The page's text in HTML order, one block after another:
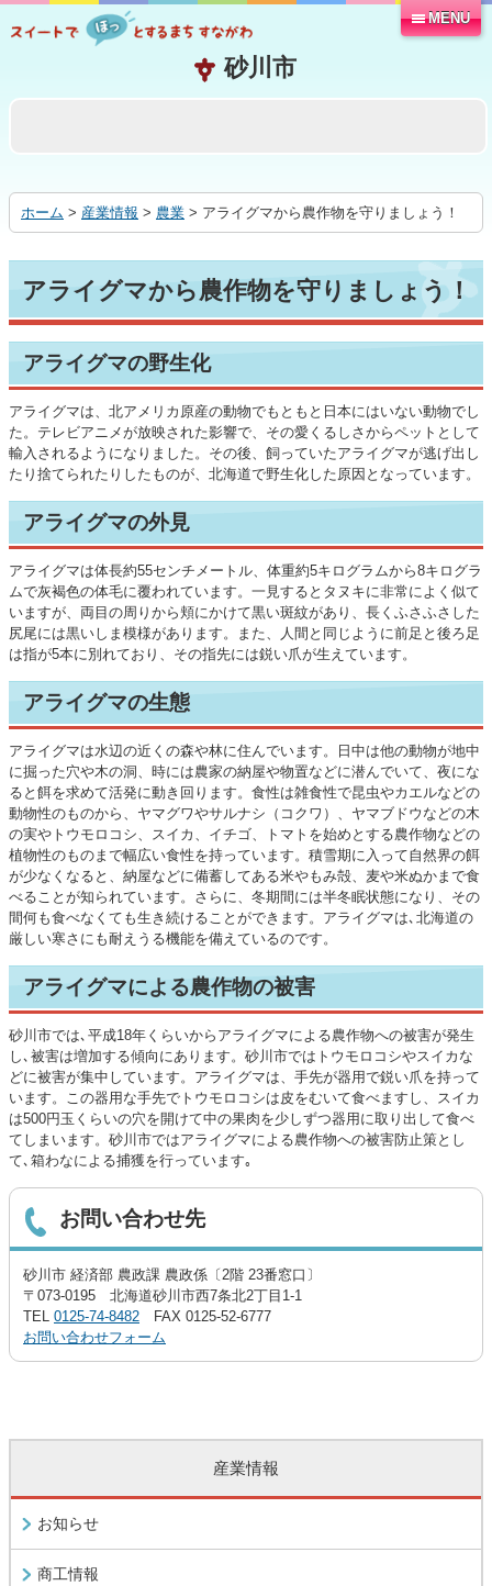
る
MENU
ホーム > 産業情報 > 農業 > アライグマから農作物を守りましょう！
アライグマから農作物を守りましょう！
アライグマの野生化
アライグマは、北アメリカ原産の動物でもともと日本にはいない動物でし
た。テレビアニメが放映された影響で、その愛くるしさからペットとして
輸入されるようになりました。その後、飼っていたアライグマが逃げ出し
たり捨てられたりしたものが、北海道で野生化した原因となっています。
アライグマの外見
アライグマは体長約55センチメートル、体重約5キログラムから8キログラ
ムで灰褐色の体毛に覆われています。一見するとタヌキに非常によく似て
いますが、両目の周りから頬にかけて黒い斑紋があり、長くふさふさした
尻尾には黒いしま模様があります。また、人間と同じように前足と後ろ足
は指が5本に別れており、その指先には鋭い爪が生えています。
アライグマの生態
アライグマは水辺の近くの森や林に住んでいます。日中は他の動物が地中
に掘った穴や木の洞、時には農家の納屋や物置などに潜んでいて、夜にな
ると餌を求めて活発に動き回ります。食性は雑食性で昆虫やカエルなどの
動物性のものから、ヤマグワやサルナシ（コクワ）、ヤマブドウなどの木
の実やトウモロコシ、スイカ、イチゴ、トマトを始めとする農作物などの
植物性のものまで幅広い食性を持っています。積雪期に入って自然界の餌
が少なくなると、納屋などに備蓄してある米やもみ殻、麦や米ぬかまで食
べることが知られています。さらに、冬期間には半冬眠状態になり、その
間何も食べなくても生き続けることができます。アライグマは､北海道の
厳しい寒さにも耐えうる機能を備えているのです。
アライグマによる農作物の被害
砂川市では､平成18年くらいからアライグマによる農作物への被害が発生
し､被害は増加する傾向にあります。砂川市ではトウモロコシやスイカな
どに被害が集中しています。アライグマは、手先が器用で鋭い爪を持って
います。この器用な手先でトウモロコシは皮をむいて食べますし、スイカ
は500円玉くらいの穴を開けて中の果肉を少しずつ器用に取り出して食べ
てしまいます。砂川市ではアライグマによる農作物への被害防止策とし
て､箱わなによる捕獲を行っています｡
お問い合わせ先
砂川市 経済部 農政課 農政係〔2階 23番窓口〕
〒073-0195 北海道砂川市西7条北2丁目1-1
TEL 0125-74-8482 FAX 0125-52-6777
お問い合わせフォーム
産業情報
お知らせ
商工情報